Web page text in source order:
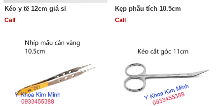
Kéo y tế 12cm giá sỉ
Call
Kẹp phẫu tích 10.5cm
Call